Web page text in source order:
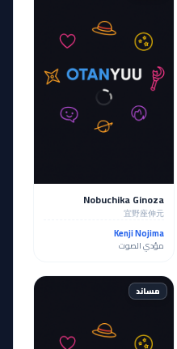
Nobuchika Ginoza
宜野座伸元
Kenji Nojima
مؤدي الصوت
مساند